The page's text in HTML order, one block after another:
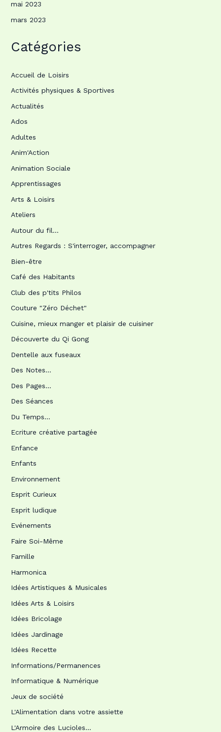
mai 2023
mars 2023
Catégories
Accueil de Loisirs
Activités physiques & Sportives
Actualités
Ados
Adultes
Anim'Action
Animation Sociale
Apprentissages
Arts & Loisirs
Ateliers
Autour du fil…
Autres Regards : S'interroger, accompagner
Bien-être
Café des Habitants
Club des p'tits Philos
Couture "Zéro Déchet"
Cuisine, mieux manger et plaisir de cuisiner
Découverte du Qi Gong
Dentelle aux fuseaux
Des Notes…
Des Pages…
Des Séances
Du Temps…
Ecriture créative partagée
Enfance
Enfants
Environnement
Esprit Curieux
Esprit ludique
Evénements
Faire Soi-Même
Famille
Harmonica
Idées Artistiques & Musicales
Idées Arts & Loisirs
Idées Bricolage
Idées Jardinage
Idées Recette
Informations/Permanences
Informatique & Numérique
Jeux de société
L'Alimentation dans votre assiette
L'Armoire des Lucioles…